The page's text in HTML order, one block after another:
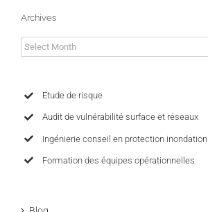
Archives
Archives
Etude de risque
Audit de vulnérabilité surface et réseaux
Ingénierie conseil en protection inondation
Formation des équipes opérationnelles